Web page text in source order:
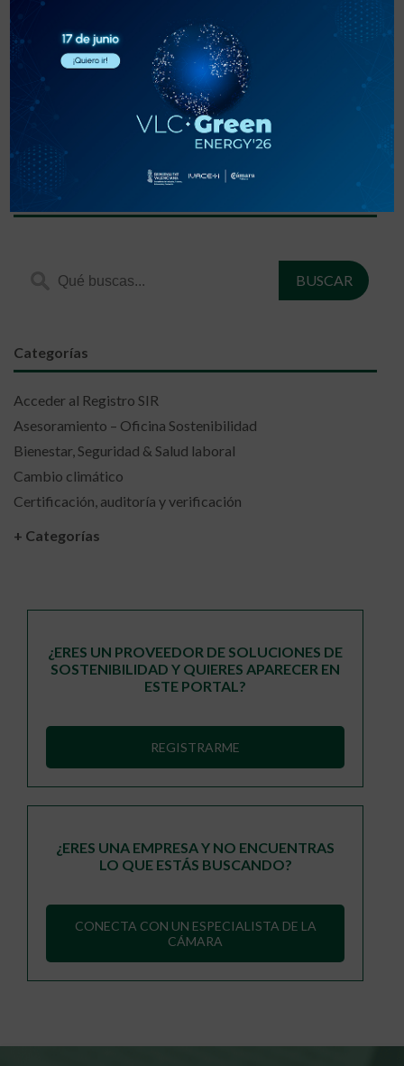
« 1 2 3 ›
Encuentra lo que estás buscando
Categorías
Acceder al Registro SIR
Asesoramiento – Oficina Sostenibilidad
Bienestar, Seguridad & Salud laboral
Cambio climático
Certificación, auditoría y verificación
+ Categorías
¿ERES UN PROVEEDOR DE SOLUCIONES DE
SOSTENIBILIDAD Y QUIERES APARECER EN
ESTE PORTAL?
REGISTRARME
¿ERES UNA EMPRESA Y NO ENCUENTRAS
LO QUE ESTÁS BUSCANDO?
CONECTA CON UN ESPECIALISTA DE LA
CÁMARA